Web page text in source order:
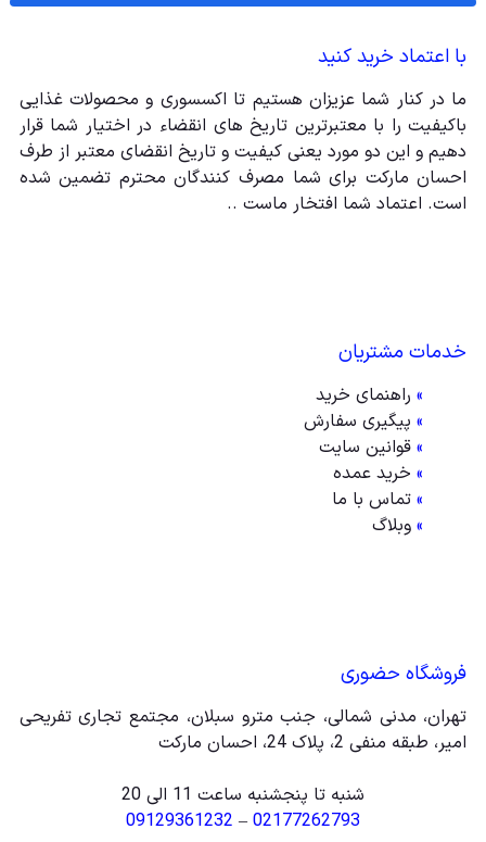
با اعتماد خرید کنید
ما در کنار شما عزیزان هستیم تا اکسسوری و محصولات غذایی
باکیفیت را با معتبرترین تاریخ های انقضاء در اختیار شما قرار
دهیم و این دو مورد یعنی کیفیت و تاریخ انقضای معتبر از طرف
احسان مارکت برای شما مصرف کنندگان محترم تضمین شده
است. اعتماد شما افتخار ماست ..
خدمات مشتریان
» راهنمای خرید
» پیگیری سفارش
» قوانین سایت
» خرید عمده
» تماس با ما
» وبلاگ
فروشگاه حضوری
تهران، مدنی شمالی، جنب مترو سبلان، مجتمع تجاری تفریحی
امیر، طبقه منفی 2، پلاک 24، احسان مارکت
شنبه تا پنجشنبه ساعت 11 الی 20
02177262793
–
09129361232